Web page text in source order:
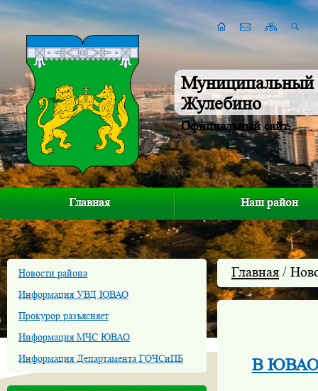
Муниципальный
Жулебино
Официальный сайт
Главная Наш район
Новости района
Информация УВД ЮВАО
Прокурор разъясняет
Информация МЧС ЮВАО
Информация Департамента ГОЧСиПБ
Главная /
В ЮВАО